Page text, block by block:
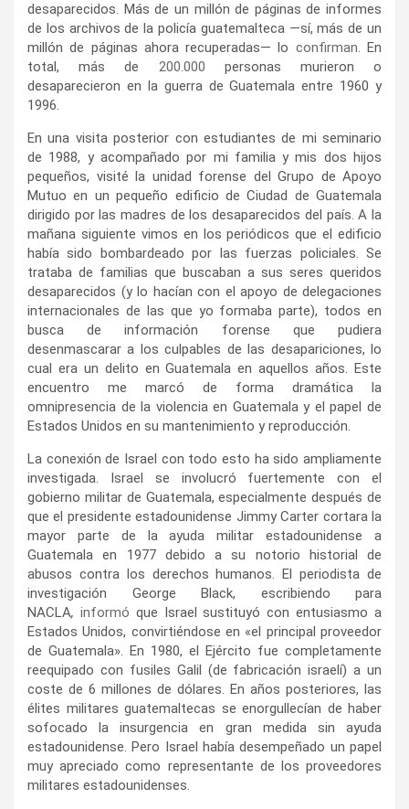
desaparecidos. Más de un millón de páginas de informes
de los archivos de la policía guatemalteca —sí, más de un
millón de páginas ahora recuperadas— lo confirman. En
total, más de 200.000 personas murieron o
desaparecieron en la guerra de Guatemala entre 1960 y
1996.
En una visita posterior con estudiantes de mi seminario
de 1988, y acompañado por mi familia y mis dos hijos
pequeños, visité la unidad forense del Grupo de Apoyo
Mutuo en un pequeño edificio de Ciudad de Guatemala
dirigido por las madres de los desaparecidos del país. A la
mañana siguiente vimos en los periódicos que el edificio
había sido bombardeado por las fuerzas policiales. Se
trataba de familias que buscaban a sus seres queridos
desaparecidos (y lo hacían con el apoyo de delegaciones
internacionales de las que yo formaba parte), todos en
busca de información forense que pudiera
desenmascarar a los culpables de las desapariciones, lo
cual era un delito en Guatemala en aquellos años. Este
encuentro me marcó de forma dramática la
omnipresencia de la violencia en Guatemala y el papel de
Estados Unidos en su mantenimiento y reproducción.
La conexión de Israel con todo esto ha sido ampliamente
investigada. Israel se involucró fuertemente con el
gobierno militar de Guatemala, especialmente después de
que el presidente estadounidense Jimmy Carter cortara la
mayor parte de la ayuda militar estadounidense a
Guatemala en 1977 debido a su notorio historial de
abusos contra los derechos humanos. El periodista de
investigación George Black, escribiendo para
NACLA, informó que Israel sustituyó con entusiasmo a
Estados Unidos, convirtiéndose en «el principal proveedor
de Guatemala». En 1980, el Ejército fue completamente
reequipado con fusiles Galil (de fabricación israelí) a un
coste de 6 millones de dólares. En años posteriores, las
élites militares guatemaltecas se enorgullecían de haber
sofocado la insurgencia en gran medida sin ayuda
estadounidense. Pero Israel había desempeñado un papel
muy apreciado como representante de los proveedores
militares estadounidenses.